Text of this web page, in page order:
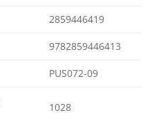
2859446419
9782859446413
PUS072-09
1028